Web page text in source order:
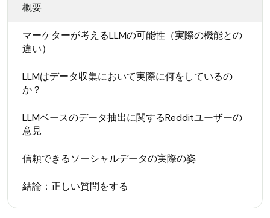
概要
マーケターが考えるLLMの可能性（実際の機能との
違い）
LLMはデータ収集において実際に何をしているの
か？
LLMベースのデータ抽出に関するRedditユーザーの
意見
信頼できるソーシャルデータの実際の姿
結論：正しい質問をする